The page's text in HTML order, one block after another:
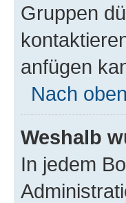
Gruppen
anfügen
Nach oben
Weshalb
In jedem